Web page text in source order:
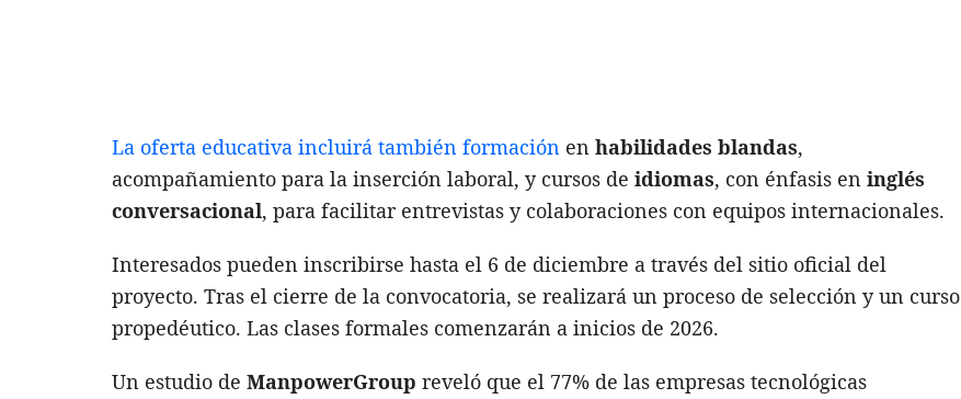
La oferta educativa incluirá también formación en habilidades blandas,
acompañamiento para la inserción laboral, y cursos de idiomas, con énfasis en inglés
conversacional, para facilitar entrevistas y colaboraciones con equipos internacionales.
Interesados pueden inscribirse hasta el 6 de diciembre a través del sitio oficial del
proyecto. Tras el cierre de la convocatoria, se realizará un proceso de selección y un curso
propedéutico. Las clases formales comenzarán a inicios de 2026.
Un estudio de ManpowerGroup reveló que el 77% de las empresas tecnológicas